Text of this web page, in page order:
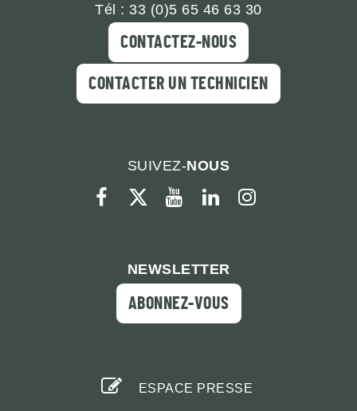
Tél : 33 (0)5 65 46 63 30
CONTACTEZ-NOUS
CONTACTER UN TECHNICIEN
SUIVEZ-NOUS
facebook
twitteryoutubelinkedin
NEWSLETTER
ABONNEZ-VOUS
ESPACE PRESSE